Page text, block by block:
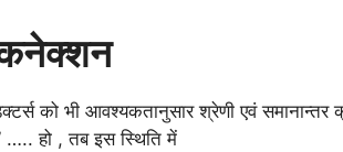
को भी आवश्यकतानुसार श्रेणी एवं
….. हो , तब इस स्थिति में